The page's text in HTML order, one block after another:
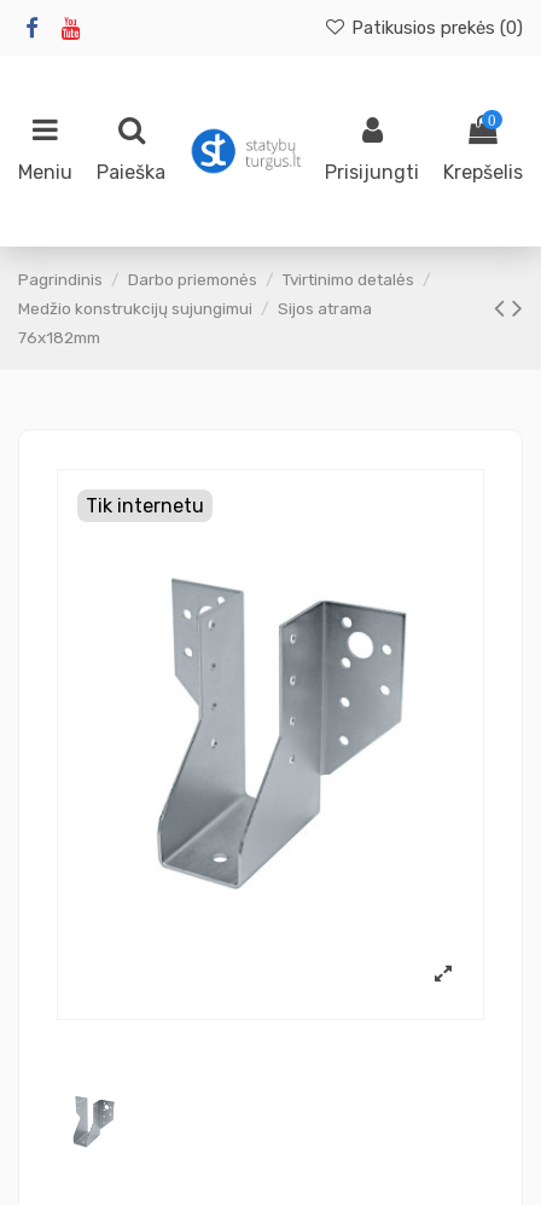
Patikusios prekės (0)
Meniu Paieška Prisijungti
0
Krepšelis
Pagrindinis Darbo priemonės
Tvirtinimo detalės
Medžio konstrukcijų sujungimui
Sijos atrama
76x182mm
Tik internetu